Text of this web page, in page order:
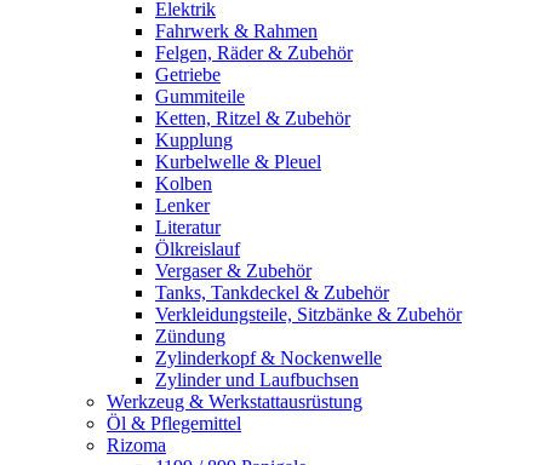
Elektrik
Fahrwerk & Rahmen
Felgen, Räder & Zubehör
Getriebe
Gummiteile
Ketten, Ritzel & Zubehör
Kupplung
Kurbelwelle & Pleuel
Kolben
Lenker
Literatur
Ölkreislauf
Vergaser & Zubehör
Tanks, Tankdeckel & Zubehör
Verkleidungsteile, Sitzbänke & Zubehör
Zündung
Zylinderkopf & Nockenwelle
Zylinder und Laufbuchsen
Werkzeug & Werkstattausrüstung
Öl & Pflegemittel
Rizoma